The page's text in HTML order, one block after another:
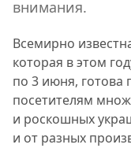
внимания.
Всемирно
которая в этом
по 3 июня, готова
посетителям
и роскошных
и от разных